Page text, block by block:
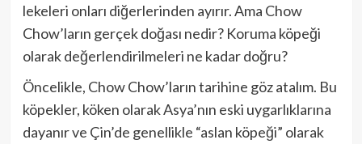
lekeleri onları diğerlerinden ayırır. Ama Chow
Chow’ların gerçek doğası nedir? Koruma köpeği
olarak değerlendirilmeleri ne kadar doğru?
Öncelikle, Chow Chow’ların tarihine göz atalım. Bu
köpekler, köken olarak Asya’nın eski uygarlıklarına
dayanır ve Çin’de genellikle “aslan köpeği” olarak